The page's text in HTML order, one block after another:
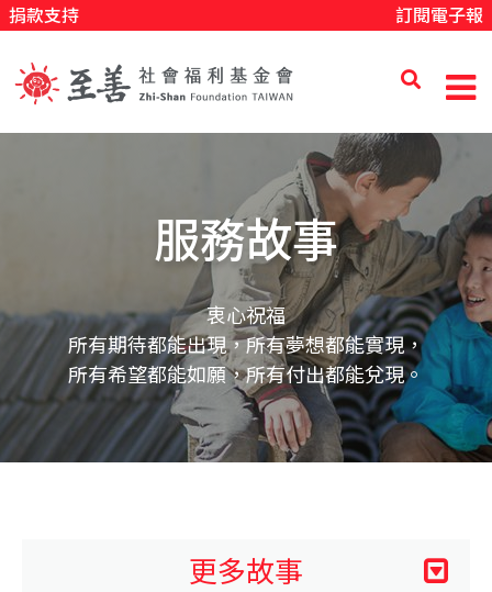
主
捐款支持 訂閱電子報
社
會
福
服務故事
衷心祝福
所有期待都能出現，所有夢想都能實現，
所有希望都能如願，所有付出都能兌現。
更多故事